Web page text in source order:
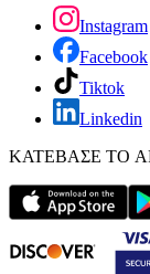
Instagram
Facebook
Tiktok
Linkedin
ΚΑΤΕΒΑΣΕ ΤΟ